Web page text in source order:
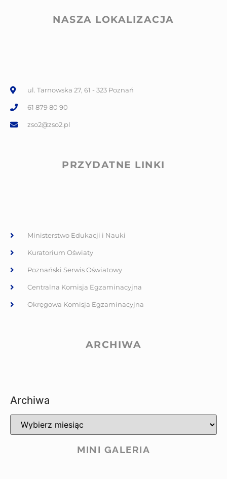
NASZA LOKALIZACJA
ul. Tarnowska 27, 61 - 323 Poznań
61 879 80 90
zso2@zso2.pl
PRZYDATNE LINKI
Ministerstwo Edukacji i Nauki
Kuratorium Oświaty
Poznański Serwis Oświatowy
Centralna Komisja Egzaminacyjna
Okręgowa Komisja Egzaminacyjna
ARCHIWA
Archiwa
MINI GALERIA